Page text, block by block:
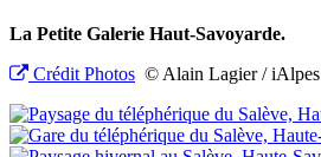
La Petite Galerie Haut-Savoyarde.
Crédit Photos © Alain Lagier / iAlpes